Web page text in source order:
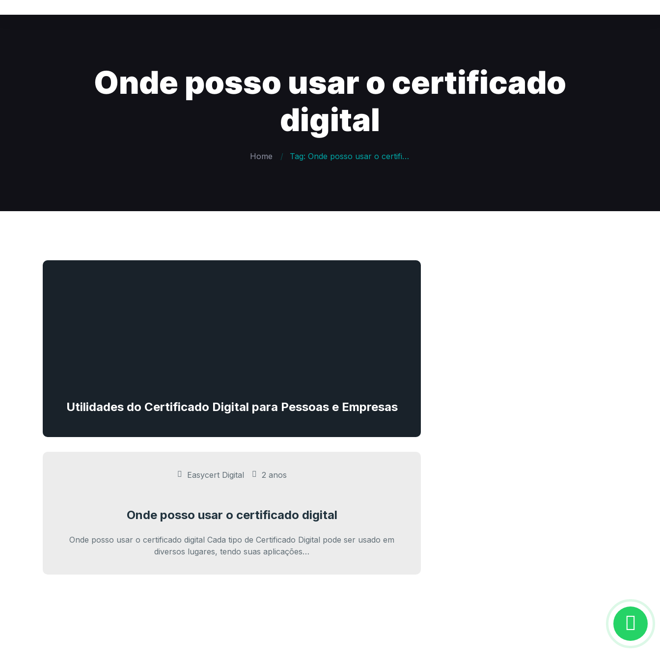
Onde posso usar o certificado
digital
Home Tag: Onde posso usar o certificado digital
Utilidades do Certificado Digital para Pessoas e Empresas
Easycert Digital 2 anos
Onde posso usar o certificado digital
Onde posso usar o certificado digital Cada tipo de Certificado Digital pode ser usado em
diversos lugares, tendo suas aplicações…